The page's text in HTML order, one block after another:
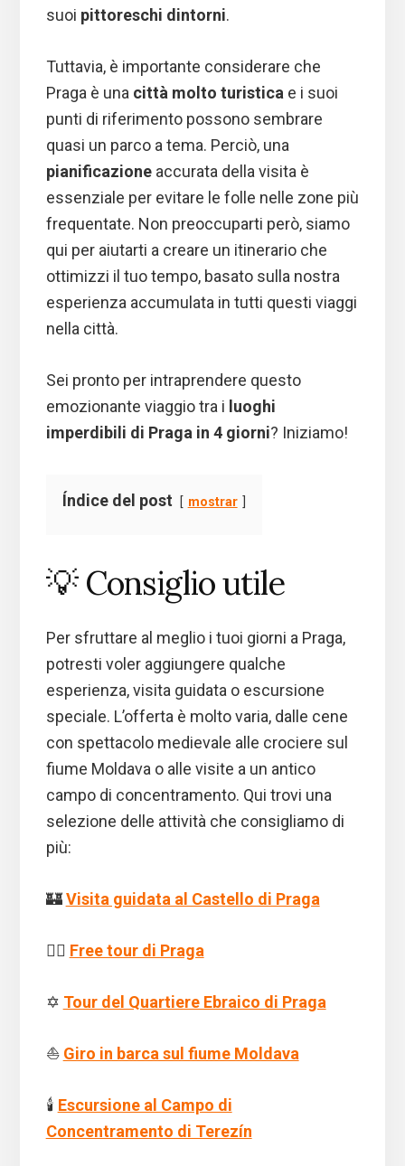
suoi pittoreschi dintorni.
Tuttavia, è importante considerare che
Praga è una città molto turisticae i suoi
punti di riferimento possono sembrare
quasi un parco a tema. Perciò, una
pianificazioneaccurata della visita è
essenziale per evitare le folle nelle zone più
frequentate. Non preoccuparti però, siamo
qui per aiutarti a creare un itinerario che
ottimizzi il tuo tempo, basato sulla nostra
esperienza accumulata in tutti questi viaggi
nella città.
Sei pronto per intraprendere questo
emozionante viaggio tra i luoghi
imperdibili di Praga in 4 giorni? Iniziamo!
Índice del post mostrar
💡 Consiglio utile
Per sfruttare al meglio i tuoi giorni a Praga,
potresti voler aggiungere qualche
esperienza, visita guidata o escursione
speciale. L’offerta è molto varia, dalle cene
con spettacolo medievale alle crociere sul
fiume Moldava o alle visite a un antico
campo di concentramento. Qui trovi una
selezione delle attività che consigliamo di
più:
🏰Visita guidata al Castello di Praga
🚶‍♂️ Free tour di Praga
✡️ Tour del Quartiere Ebraico di Praga
⛵ Giro in barca sul fiume Moldava
🕯️ Escursione al Campo di
Concentramento di Terezín